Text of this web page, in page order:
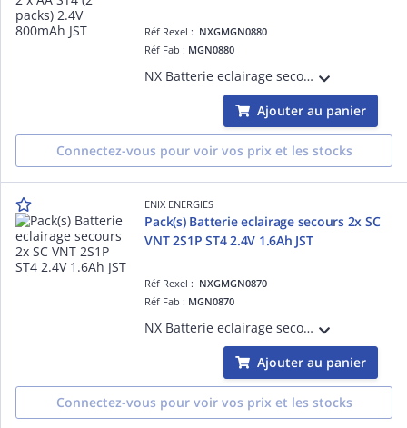
Réf Rexel : NXGMGN0880
Réf Fab : MGN0880
NX Batterie eclairage secours 2 x AA ST4 (2 packs) 2.4V 800mAh JST vendu par Pack(s)
Ajouter au panier
Connectez-vous pour voir vos prix et les stocks
ENIX ENERGIES
Pack(s) Batterie eclairage secours 2x SC
VNT 2S1P ST4 2.4V 1.6Ah JST
Réf Rexel : NXGMGN0870
Réf Fab : MGN0870
NX Batterie eclairage secours 2x SC VNT 2S1P ST4 2.4V 1.6Ah JST vendu par Pack(s)
Ajouter au panier
Connectez-vous pour voir vos prix et les stocks